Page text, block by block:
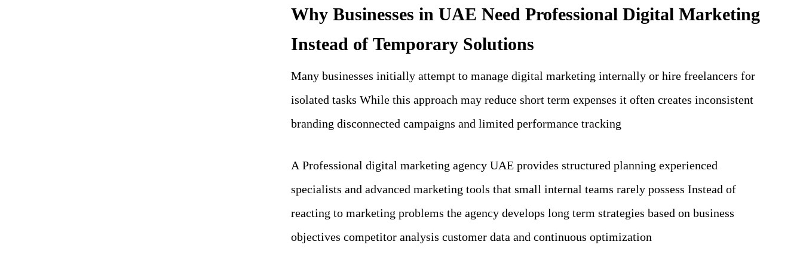
Why Businesses in UAE Need Professional Digital Marketing
Instead of Temporary Solutions
Many businesses initially attempt to manage digital marketing internally or hire freelancers for
isolated tasks While this approach may reduce short term expenses it often creates inconsistent
branding disconnected campaigns and limited performance tracking
A Professional digital marketing agency UAE provides structured planning experienced
specialists and advanced marketing tools that small internal teams rarely possess Instead of
reacting to marketing problems the agency develops long term strategies based on business
objectives competitor analysis customer data and continuous optimization